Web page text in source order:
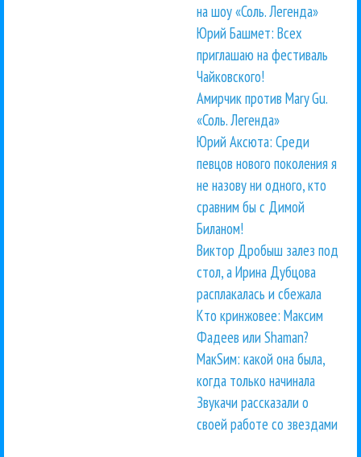
на шоу «Соль. Легенда»
Юрий Башмет: Всех
приглашаю на фестиваль
Чайковского!
Амирчик против Mary Gu.
«Соль. Легенда»
Юрий Аксюта: Среди
певцов нового поколения я
не назову ни одного, кто
сравним бы с Димой
Биланом!
Виктор Дробыш залез под
стол, а Ирина Дубцова
расплакалась и сбежала
Кто кринжовее: Максим
Фадеев или Shaman?
МакSим: какой она была,
когда только начинала
Звукачи рассказали о
своей работе со звездами